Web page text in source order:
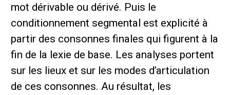
mot dérivable ou dérivé. Puis le
conditionnement segmental est explicité à
partir des consonnes finales qui figurent à la
fin de la lexie de base. Les analyses portent
sur les lieux et sur les modes d’articulation
de ces consonnes. Au résultat, les